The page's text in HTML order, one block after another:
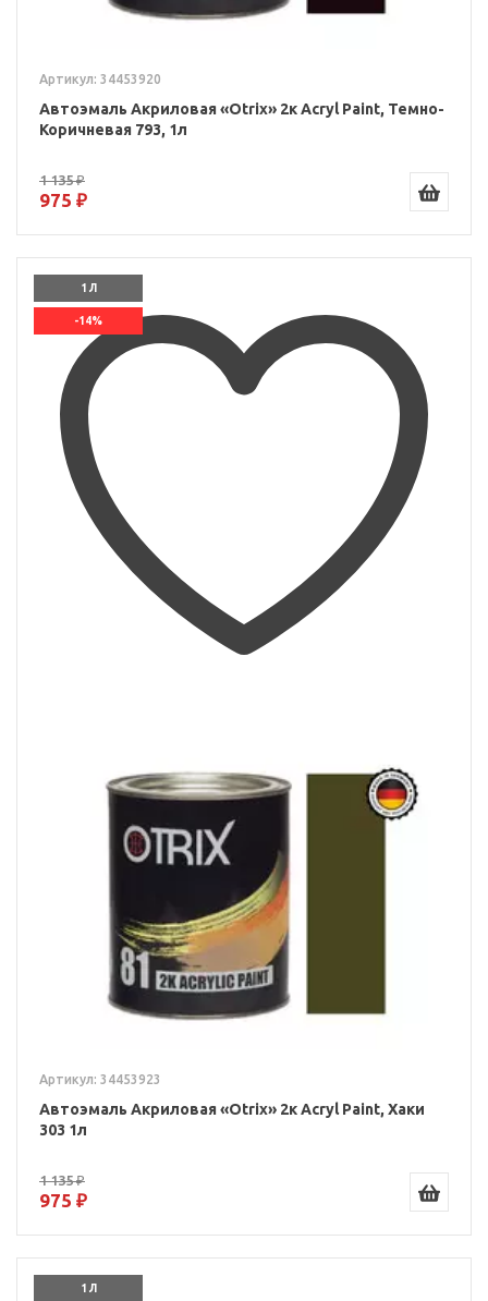
Артикул: 34453920
Автоэмаль Акриловая «Otrix» 2к Acryl Paint, Темно-
Коричневая 793, 1л
1 135 ₽
975 ₽
1 Л
-14%
Артикул: 34453923
Автоэмаль Акриловая «Otrix» 2к Acryl Paint, Хаки
303 1л
1 135 ₽
975 ₽
1 Л